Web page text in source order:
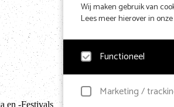
Wij maken gebruik van
Lees meer hierover in onze
Functioneel
Noodzakelijk
Marketing /
en -Festivals